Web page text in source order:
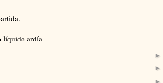
líquido ardía
►
►
►